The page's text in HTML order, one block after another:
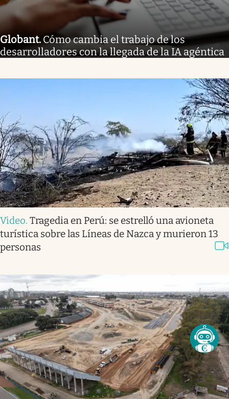
Globant. Cómo cambia el trabajo de los
desarrolladores con la llegada de la IA agéntica
Video. Tragedia en Perú: se estrelló una avioneta
turística sobre las Líneas de Nazca y murieron 13
personas